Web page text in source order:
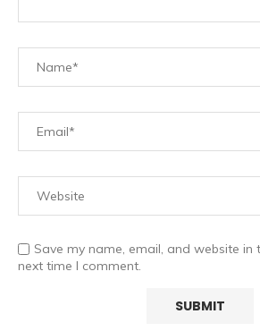
Save my name, email, and website in
next time I comment.